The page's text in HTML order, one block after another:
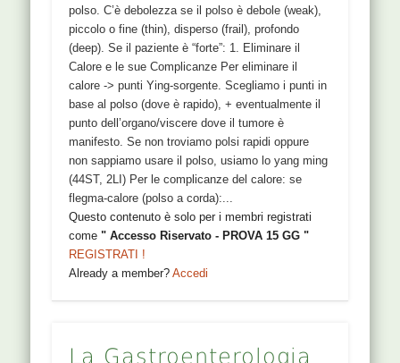
polso. C’è debolezza se il polso è debole (weak),
piccolo o fine (thin), disperso (frail), profondo
(deep). Se il paziente è “forte”: 1. Eliminare il
Calore e le sue Complicanze Per eliminare il
calore -> punti Ying-sorgente. Scegliamo i punti in
base al polso (dove è rapido), + eventualmente il
punto dell’organo/viscere dove il tumore è
manifesto. Se non troviamo polsi rapidi oppure
non sappiamo usare il polso, usiamo lo yang ming
(44ST, 2LI) Per le complicanze del calore: se
flegma-calore (polso a corda):...
Questo contenuto è solo per i membri registrati
come" Accesso Riservato - PROVA 15 GG "
REGISTRATI !
Already a member?Accedi
La Gastroenterologia